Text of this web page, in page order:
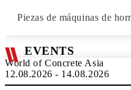
Piezas de máquinas de
EVENTS
World of Concrete Asia
12.08.2026 - 14.08.2026